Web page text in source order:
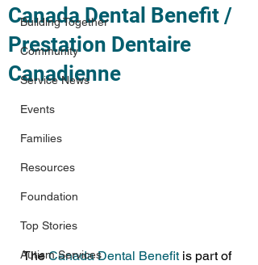
Building Together
Community
Service News
Events
Families
Resources
Foundation
Top Stories
Autism Services
Canada Dental Benefit /
Prestation Dentaire
Canadienne
The Canada Dental Benefit is part of